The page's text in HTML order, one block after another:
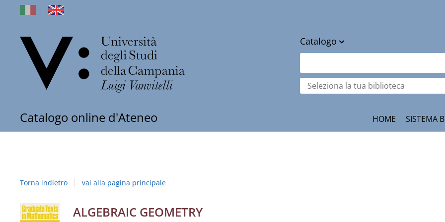
Catalogo
cambia
Seleziona
la
Catalogo online d'Ateneo
degli
Campania
"Luigi
HOME SISTEMA
Torna indietro vai alla pagina principale
DettaglioALGEBRAIC GEOMETRY